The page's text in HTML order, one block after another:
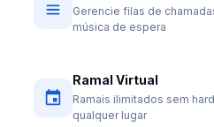
Gerencie filas de
música de espera
Ramal Virtual
Ramais ilimitados sem
qualquer lugar